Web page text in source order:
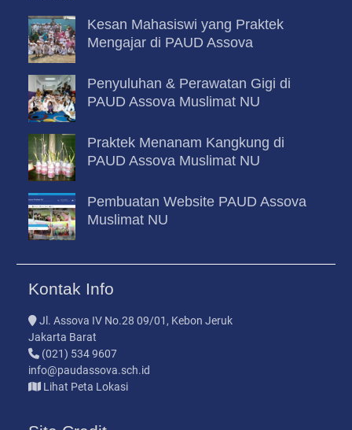
Kesan Mahasiswi yang Praktek
Mengajar di PAUD Assova
Penyuluhan & Perawatan Gigi di
PAUD Assova Muslimat NU
Praktek Menanam Kangkung di
PAUD Assova Muslimat NU
Pembuatan Website PAUD Assova
Muslimat NU
Kontak Info
Jl. Assova IV No.28 09/01, Kebon Jeruk
Jakarta Barat
(021) 534 9607
info@paudassova.sch.id
Lihat Peta Lokasi